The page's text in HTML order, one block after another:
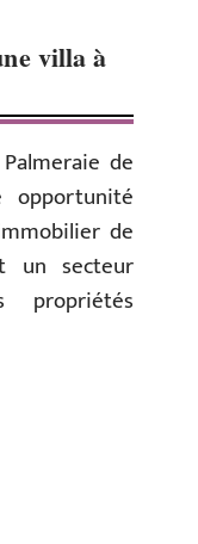
villa à
de
opportunité
de
un secteur